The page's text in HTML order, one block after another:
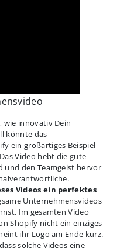
wie innovativ Dein
könnte das
ein großartiges Beispiel
Das Video hebt die gute
und den Teamgeist hervor
Videos ein perfektes
Unternehmensvideos
Im gesamten Video
Shopify nicht ein einziges
ihr Logo am Ende kurz.
solche Videos eine